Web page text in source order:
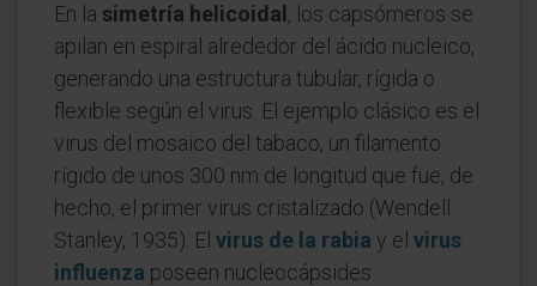
En la simetría helicoidal , los capsómeros se
apilan en espiral alrededor del ácido nucleico,
generando una estructura tubular, rígida o
flexible según el virus. El ejemplo clásico es el
virus del mosaico del tabaco, un filamento
rígido de unos 300 nm de longitud que fue, de
hecho, el primer virus cristalizado (Wendell
Stanley, 1935). El virus de la rabia y el virus
influenza poseen nucleocápsides